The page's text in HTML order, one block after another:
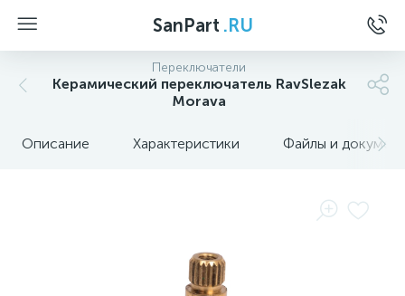
SanPart .RU
Переключатели
Керамический переключатель RavSlezak
Morava
Описание Характеристики Файлы и